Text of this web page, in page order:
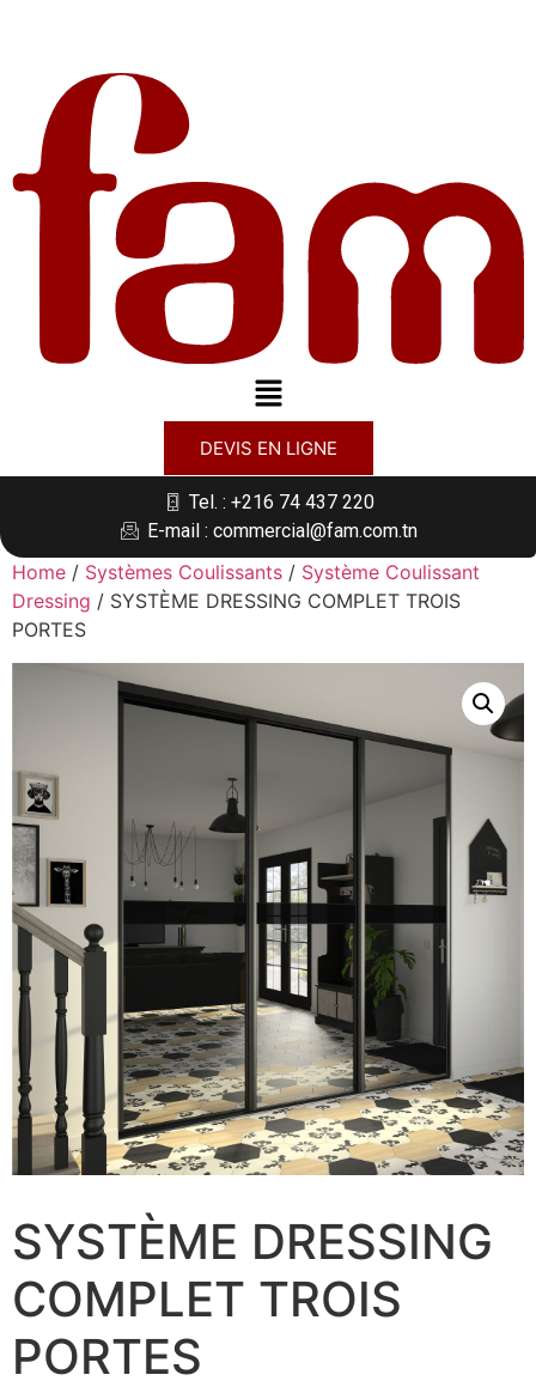
DEVIS EN LIGNE
Tel. : +216 74 437 220
E-mail : commercial@fam.com.tn
Home / Systèmes Coulissants / Système Coulissant
Dressing / SYSTÈME DRESSING COMPLET TROIS
PORTES
SYSTÈME DRESSING
COMPLET TROIS
PORTES